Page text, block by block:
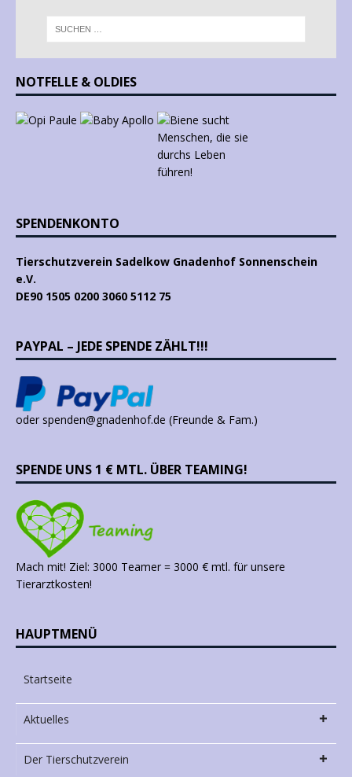
NOTFELLE & OLDIES
SPENDENKONTO
Tierschutzverein Sadelkow Gnadenhof Sonnenschein
e.V.
DE90 1505 0200 3060 5112 75
PAYPAL – JEDE SPENDE ZÄHLT!!!
oder spenden@gnadenhof.de (Freunde & Fam.)
SPENDE UNS 1 € MTL. ÜBER TEAMING!
Mach mit! Ziel: 3000 Teamer = 3000 € mtl. für unsere
Tierarztkosten!
HAUPTMENÜ
Startseite
Aktuelles
Der Tierschutzverein